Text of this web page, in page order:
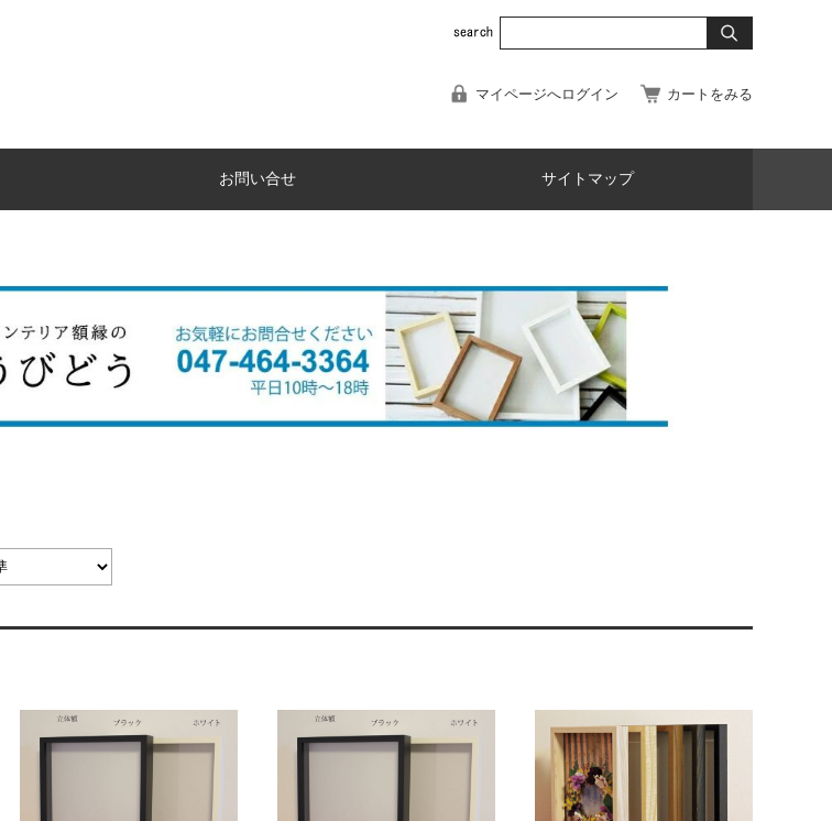
マイページへログイン カートをみる
お問い合せ サイトマップ